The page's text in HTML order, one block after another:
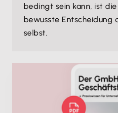
bedingt sein kann, ist
bewusste Entscheidung
selbst.